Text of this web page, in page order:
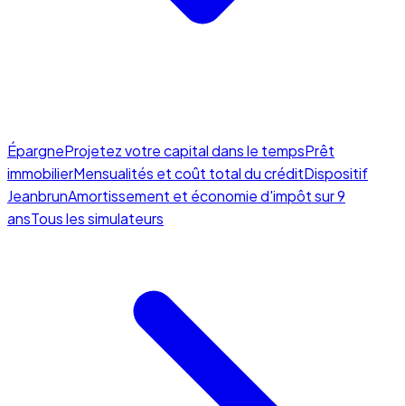
ÉpargneProjetez votre capital dans le tempsPrêt
immobilierMensualités et coût total du créditDispositif
JeanbrunAmortissement et économie d'impôt sur 9
ansTous les simulateurs